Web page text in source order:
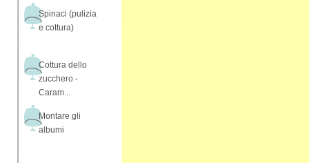
Spinaci (pulizia
e cottura)
Cottura dello
zucchero -
Caram...
Montare gli
albumi